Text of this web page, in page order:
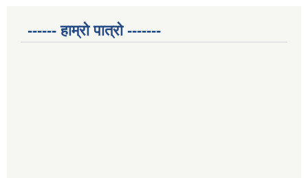
------ हाम्रो पात्रो -------